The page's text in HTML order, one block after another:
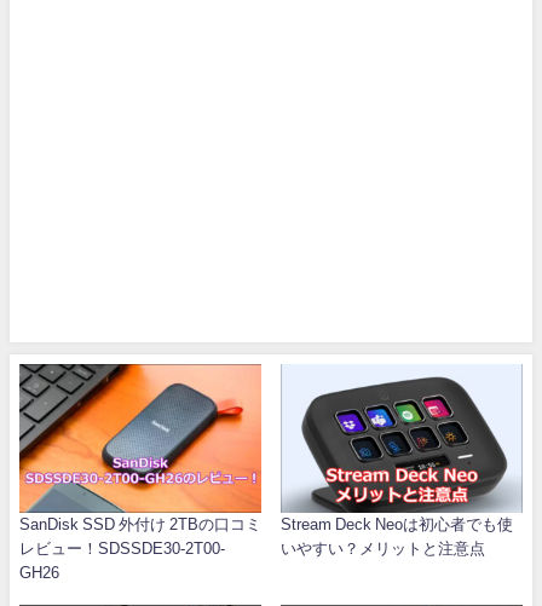
SanDisk SSD 外付け 2TBの口コミ
レビュー！SDSSDE30-2T00-
GH26
Stream Deck Neoは初心者でも使
いやすい？メリットと注意点